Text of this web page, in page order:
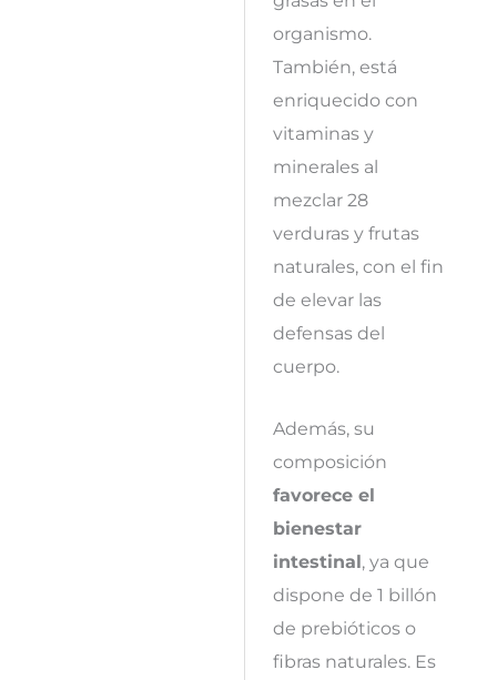
organismo.
También, está
enriquecido con
vitaminas y
minerales al
mezclar 28
verduras y frutas
naturales, con el fin
de elevar las
defensas del
cuerpo.
Además, su
composición
favorece el
bienestar
intestinal, ya que
dispone de 1 billón
de prebióticos o
fibras naturales. Es